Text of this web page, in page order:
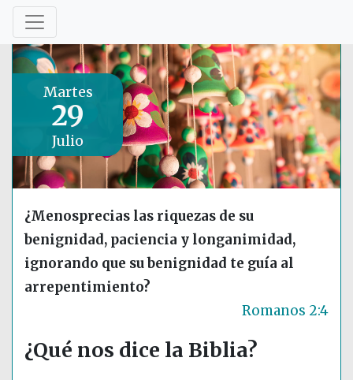
Martes
29
Julio
¿Menosprecias las riquezas de su
benignidad, paciencia y longanimidad,
ignorando que su benignidad te guía al
arrepentimiento?
Romanos 2:4
¿Qué nos dice la Biblia?